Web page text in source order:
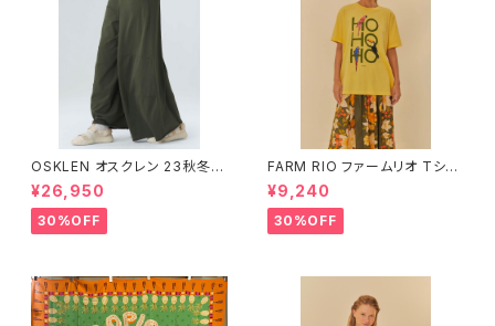
OSKLEN オスクレン 23秋冬
ボトムス 1045-69665
¥26,950
30%OFF
FARM RIO ファームリオ Tシャ
ツ HOHOHO
¥9,240
30%OFF